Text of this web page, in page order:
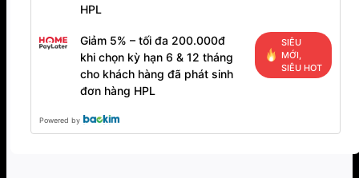
HPL
Giảm 5% – tối đa 200.000đ
khi chọn kỳ hạn 6 & 12 tháng
cho khách hàng đã phát sinh
đơn hàng HPL
SIÊU
MỚI,
SIÊU HOT
Powered by